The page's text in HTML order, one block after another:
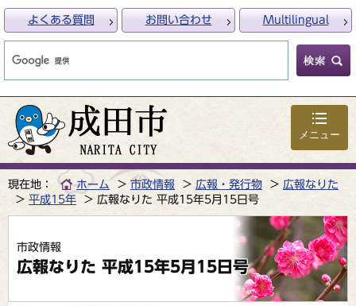
メニュー
よくある質問 お問い合わせ Multilingual
現在地： ホーム 市政情報 広報・発行物
広報なりた
平成15年
広報なりた 平成15年5月15日号
市政情報
広報なりた 平成15年5月15日号